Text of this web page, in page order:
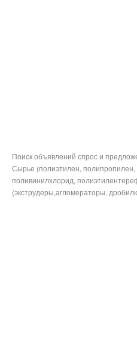
Поиск объявлений спрос и
Сырье (полиэтилен,
поливинилхлорид,
(экструдеры,агломераторы,